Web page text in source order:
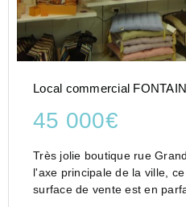
Local commercial
45 000€
Très jolie boutique rue
l'axe principale de la ville,
surface de vente est en